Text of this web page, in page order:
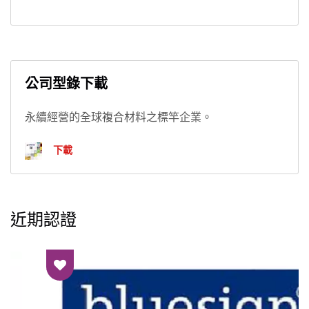
公司型錄下載
永續經營的全球複合材料之標竿企業。
下載
近期認證